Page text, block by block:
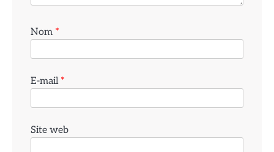
Nom *
E-mail *
Site web